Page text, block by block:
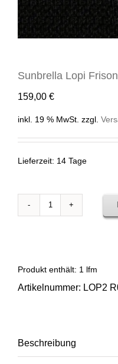
Sunbrella Lopi
159,00 €
inkl. 19 % MwSt. zzgl.
Lieferzeit: 14 Tage
Sunbrella
R083
Produkt enthält: 1 lfm
Artikelnummer: LOP2
Beschreibung